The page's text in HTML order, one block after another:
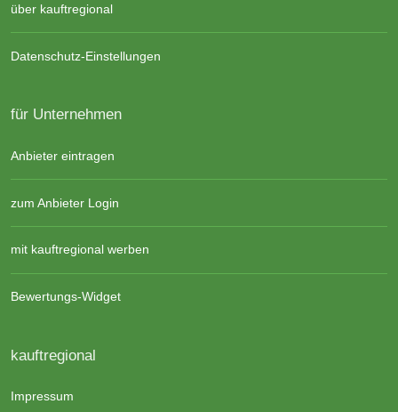
über kauftregional
Datenschutz-Einstellungen
für Unternehmen
Anbieter eintragen
zum Anbieter Login
mit kauftregional werben
Bewertungs-Widget
kauftregional
Impressum